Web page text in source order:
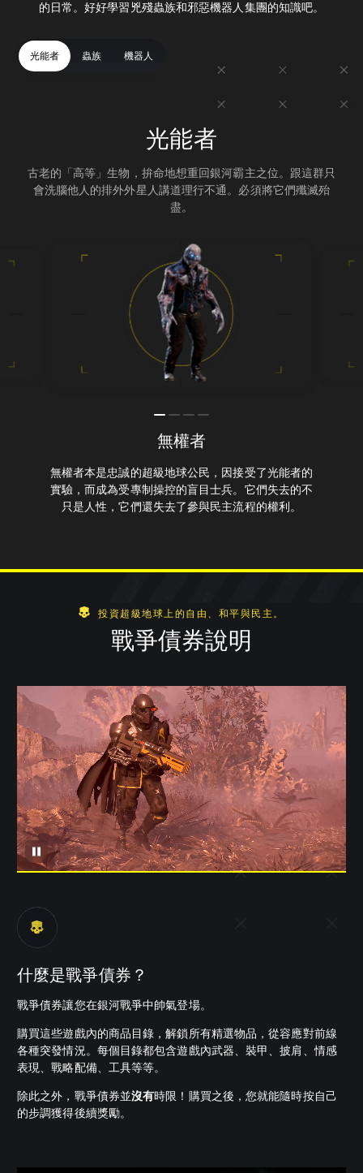
的日常。好好學習兇殘蟲族和邪惡機器人集團的知識吧。
光能者 蟲族 機器人
光能者
古老的「高等」生物，拚命地想重回銀河霸主之位。跟這群只
會洗腦他人的排外外星人講道理行不通。必須將它們殲滅殆
盡。
無權者
無權者本是忠誠的超級地球公民，因接受了光能者的
實驗，而成為受專制操控的盲目士兵。它們失去的不
只是人性，它們還失去了參與民主流程的權利。
投資超級地球上的自由、和平與民主。
戰爭債券說明
什麼是戰爭債券？
戰爭債券讓您在銀河戰爭中帥氣登場。
購買這些遊戲內的商品目錄，解鎖所有精選物品，從容應對前線
各種突發情況。每個目錄都包含遊戲內武器、裝甲、披肩、情感
表現、戰略配備、工具等等。
除此之外，戰爭債券並沒有時限！購買之後，您就能隨時按自己
的步調獲得後續獎勵。